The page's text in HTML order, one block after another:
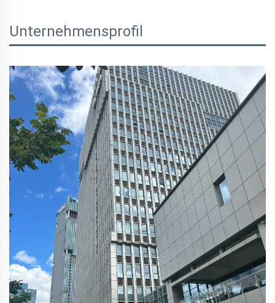
Unternehmensprofil